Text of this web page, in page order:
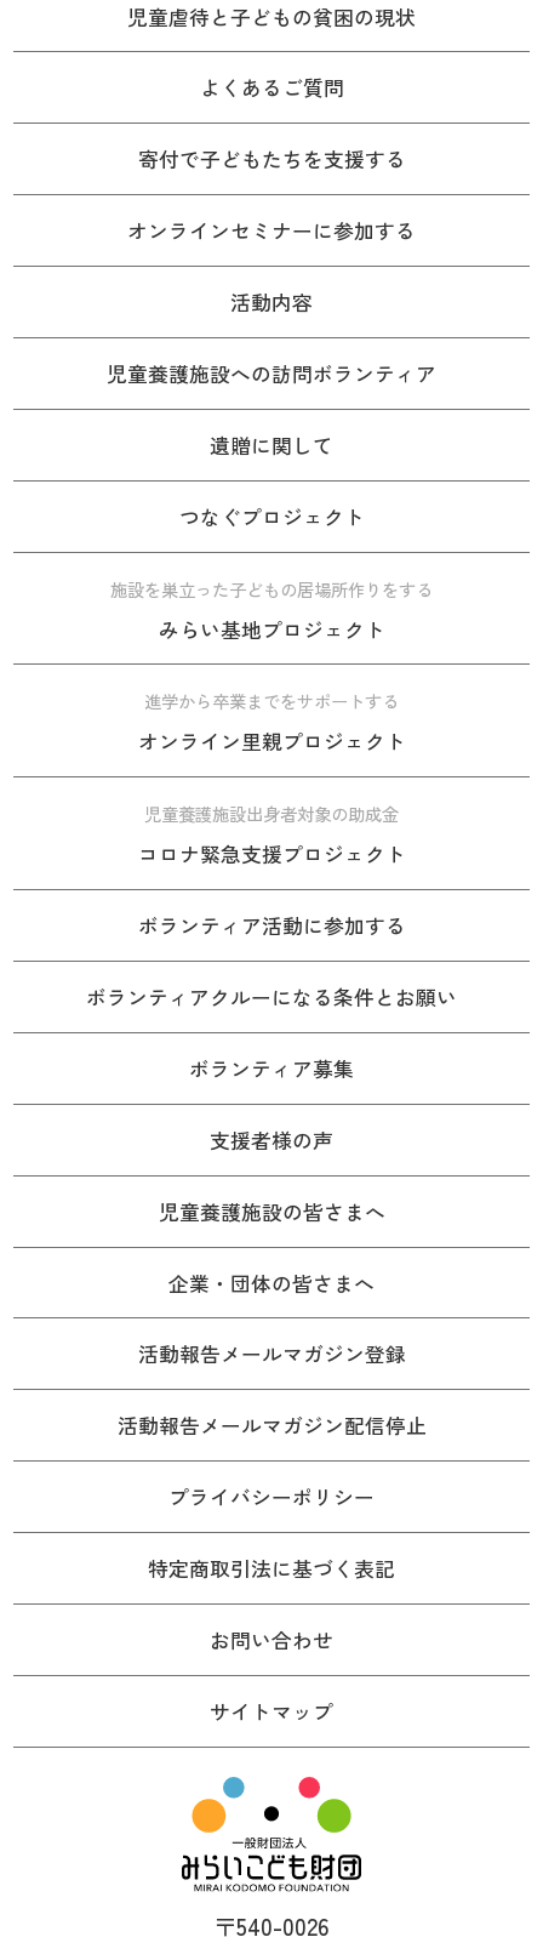
児童虐待と子どもの貧困の現状
よくあるご質問
寄付で子どもたちを支援する
オンラインセミナーに参加する
活動内容
児童養護施設への訪問ボランティア
遺贈に関して
つなぐプロジェクト
施設を巣立った子どもの居場所作りをする
みらい基地プロジェクト
進学から卒業までをサポートする
オンライン里親プロジェクト
児童養護施設出身者対象の助成金
コロナ緊急支援プロジェクト
ボランティア活動に参加する
ボランティアクルーになる条件とお願い
ボランティア募集
支援者様の声
児童養護施設の皆さまへ
企業・団体の皆さまへ
活動報告メールマガジン登録
活動報告メールマガジン配信停止
プライバシーポリシー
特定商取引法に基づく表記
お問い合わせ
サイトマップ
〒540-0026